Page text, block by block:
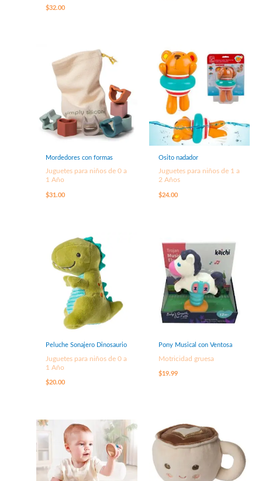
$32.00
Mordedores con formas
Juguetes para niños de 0 a
1 Año
$31.00
Osito nadador
Juguetes para niños de 1 a
2 Años
$24.00
Peluche Sonajero Dinosaurio
Juguetes para niños de 0 a
1 Año
$20.00
Pony Musical con Ventosa
Motricidad gruesa
$19.99